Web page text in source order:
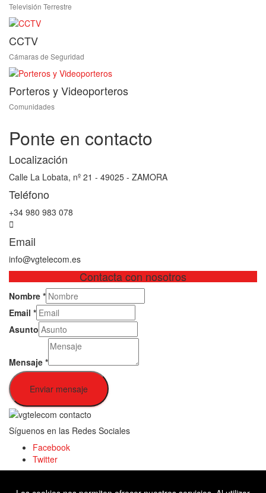
Televisión Terrestre
CCTV
Cámaras de Seguridad
Porteros y Videoporteros
Comunidades
Ponte en contacto
Localización
Calle La Lobata, nº 21 - 49025 - ZAMORA
Teléfono
+34 980 983 078
Email
info@vgtelecom.es
Contacta con nosotros
Nombre *
Email *
Asunto
Mensaje *
Enviar mensaje
Síguenos en las Redes Sociales
Facebook
Twitter